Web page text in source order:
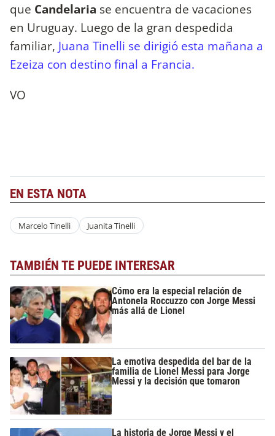
que Candelaria se encuentra de vacaciones
en Uruguay. Luego de la gran despedida
familiar, Juana Tinelli se dirigió esta mañana a
Ezeiza con destino final a Francia.
VO
EN ESTA NOTA
Marcelo Tinelli Juanita Tinelli
TAMBIÉN TE PUEDE INTERESAR
Cómo era la especial relación de
Antonela Roccuzzo con Jorge Messi
más allá de Lionel
La emotiva despedida del bar de la
familia de Lionel Messi para Jorge
Messi y la decisión que tomaron
La historia de Jorge Messi y el